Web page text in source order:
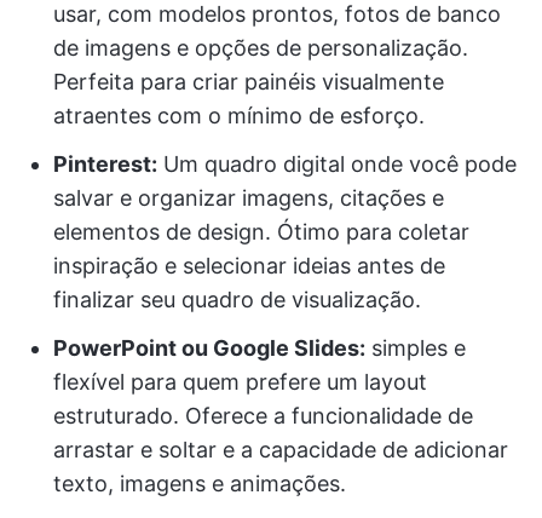
usar, com modelos prontos, fotos de banco
de imagens e opções de personalização.
Perfeita para criar painéis visualmente
atraentes com o mínimo de esforço.
Pinterest: Um quadro digital onde você pode
salvar e organizar imagens, citações e
elementos de design. Ótimo para coletar
inspiração e selecionar ideias antes de
finalizar seu quadro de visualização.
PowerPoint ou Google Slides: simples e
flexível para quem prefere um layout
estruturado. Oferece a funcionalidade de
arrastar e soltar e a capacidade de adicionar
texto, imagens e animações.